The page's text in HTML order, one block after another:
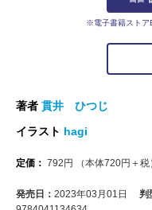
※電子書籍ストア
著者 貫井 ひつじ
イラスト hagi
定価： 792 円 （本体720円＋税
発売日： 2023年03月01日 判